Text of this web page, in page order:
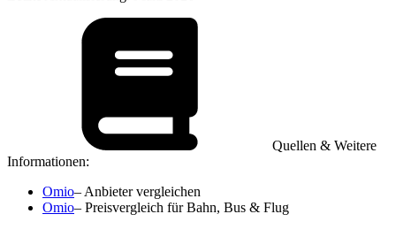
Quellen & Weitere
Informationen:
Omio– Anbieter vergleichen
Omio– Preisvergleich für Bahn, Bus & Flug